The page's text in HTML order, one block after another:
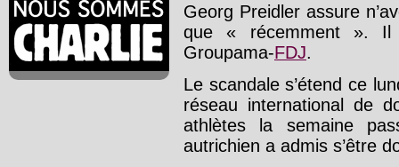
Georg Preidler assure
que « récemment ». Il
Groupama-FDJ.
Le scandale s’étend ce
réseau international de
athlètes la semaine
autrichien a admis s’être